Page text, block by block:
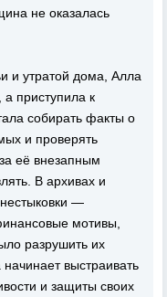
не оказалась
и утратой дома, Алла
а приступила к
собирать факты о
и проверять
её внезапным
В архивах и
—
мотивы,
разрушить их
выстраивать
и защиты своих